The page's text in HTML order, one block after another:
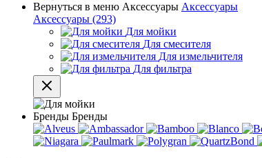
Вернуться в меню Аксессуары Аксессуары
Аксессуары (293)
Для мойки
Для смесителя
Для измельчителя
Для фильтра
Бренды Бренды